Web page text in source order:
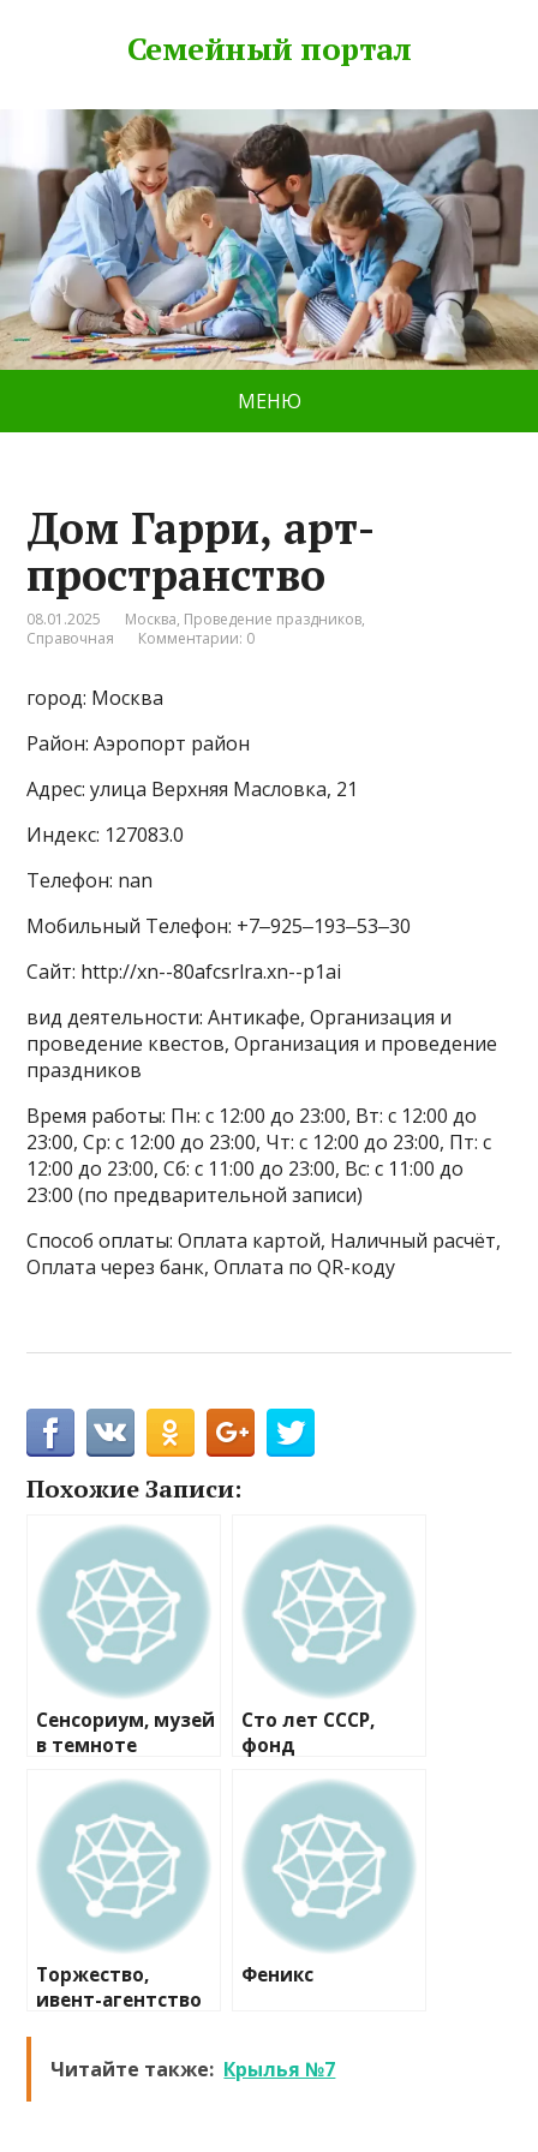
Семейный портал
МЕНЮ
Дом Гарри, арт-
пространство
08.01.2025 Москва, Проведение праздников,
Справочная
Комментарии: 0
город: Москва
Район: Аэропорт район
Адрес: улица Верхняя Масловка, 21
Индекс: 127083.0
Телефон: nan
Мобильный Телефон: +7‒925‒193‒53‒30
Сайт: http://xn--80afcsrlra.xn--p1ai
вид деятельности: Антикафе, Организация и
проведение квестов, Организация и проведение
праздников
Время работы: Пн: с 12:00 до 23:00, Вт: с 12:00 до
23:00, Ср: с 12:00 до 23:00, Чт: с 12:00 до 23:00, Пт: с
12:00 до 23:00, Сб: с 11:00 до 23:00, Вс: с 11:00 до
23:00 (по предварительной записи)
Способ оплаты: Оплата картой, Наличный расчёт,
Оплата через банк, Оплата по QR-коду
Похожие Записи:
Сенсориум, музей
в темноте
Сто лет СССР,
фонд
Торжество,
ивент-агентство
Феникс
Читайте также: Крылья №7